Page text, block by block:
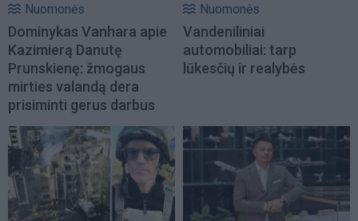
Nuomonės
Dominykas Vanhara apie
Kazimierą Danutę
Prunskienę: žmogaus
mirties valandą dera
prisiminti gerus darbus
Nuomonės
Vandeniliniai
automobiliai: tarp
lūkesčių ir realybės